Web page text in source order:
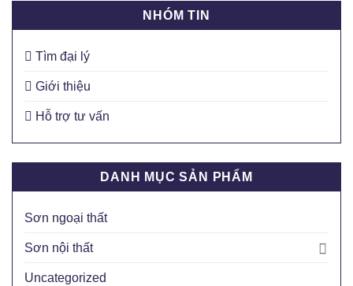
NHÓM TIN
Tìm đại lý
Giới thiệu
Hỗ trợ tư vấn
DANH MỤC SẢN PHẨM
Sơn ngoại thất
Sơn nội thất
Uncategorized